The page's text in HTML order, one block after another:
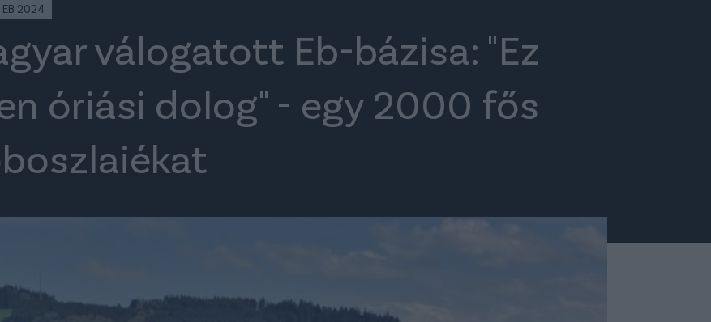
EB 2024
válogatott Eb-bázisa: "Ez
óriási dolog" - egy 2000 fős